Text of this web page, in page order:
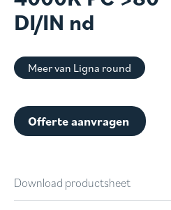
DI/IN nd
Meer van Ligna round
Offerte aanvragen
Download productsheet